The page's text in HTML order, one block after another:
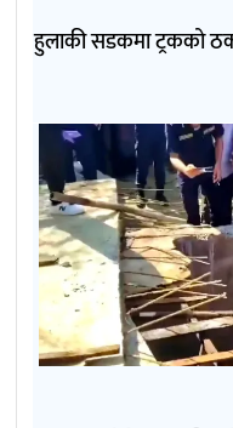
हुलाकी सडकमा ट्रकको